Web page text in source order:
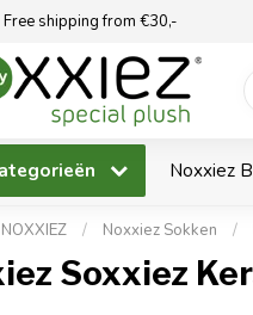
Free shipping from €30,-
Noxxiez
NOXXIEZ / Noxxiez Sokken /
Soxxiez